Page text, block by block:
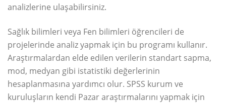
analizlerine ulaşabilirsiniz.
Sağlık bilimleri veya Fen bilimleri öğrencileri de
projelerinde analiz yapmak için bu programı kullanır.
Araştırmalardan elde edilen verilerin standart sapma,
mod, medyan gibi istatistiki değerlerinin
hesaplanmasına yardımcı olur. SPSS kurum ve
kuruluşların kendi Pazar araştırmalarını yapmak için